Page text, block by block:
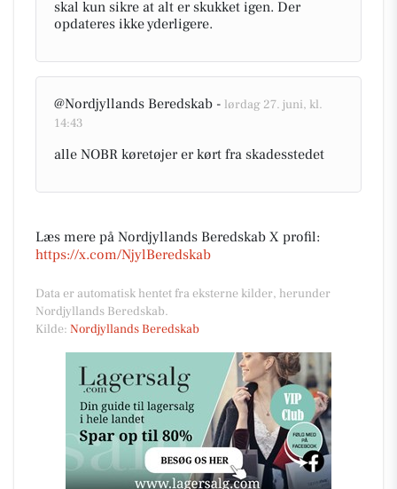
skal kun sikre at alt er skukket igen. Der
opdateres ikke yderligere.
@Nordjyllands Beredskab - lørdag 27. juni, kl.
14:43
alle NOBR køretøjer er kørt fra skadesstedet
Læs mere på Nordjyllands Beredskab X profil:
https://x.com/NjylBeredskab
Data er automatisk hentet fra eksterne kilder, herunder
Nordjyllands Beredskab.
Kilde: Nordjyllands Beredskab